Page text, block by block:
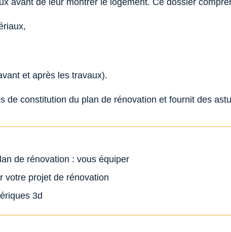
et après les travaux).
de constitution du plan de rénovation et fournit des
de rénovation : vous équiper
votre projet de rénovation
3d